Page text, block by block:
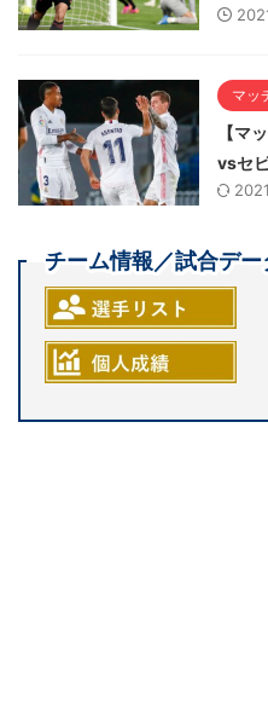
マッ
【マ
vsセ
チーム情報／試合デー